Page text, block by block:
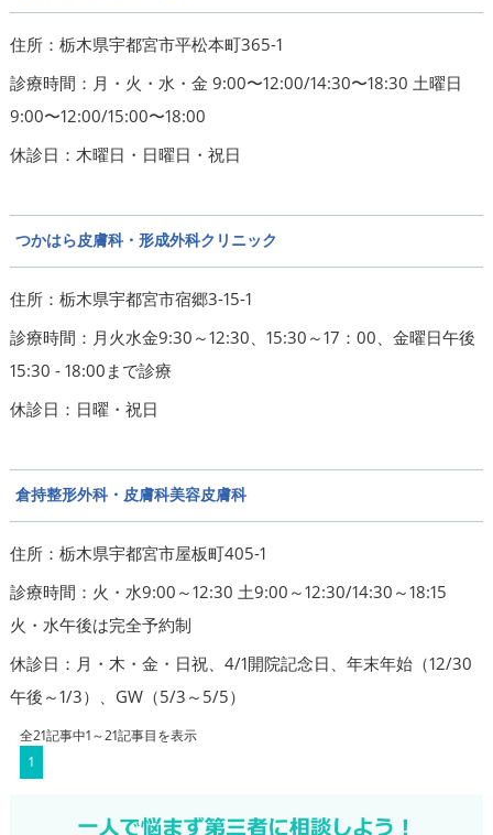
住所：栃木県宇都宮市平松本町365-1
診療時間：月・火・水・金 9:00〜12:00/14:30〜18:30 土曜日
9:00〜12:00/15:00〜18:00
休診日：木曜日・日曜日・祝日
つかはら皮膚科・形成外科クリニック
住所：栃木県宇都宮市宿郷3-15-1
診療時間：月火水金9:30～12:30、15:30～17：00、金曜日午後
15:30 - 18:00まで診療
休診日：日曜・祝日
倉持整形外科・皮膚科美容皮膚科
住所：栃木県宇都宮市屋板町405-1
診療時間：火・水9:00～12:30 土9:00～12:30/14:30～18:15
火・水午後は完全予約制
休診日：月・木・金・日祝、4/1開院記念日、年末年始（12/30
午後～1/3）、GW（5/3～5/5）
全21記事中1～21記事目を表示
1